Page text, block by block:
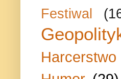
Festiwal
Harcerstwo